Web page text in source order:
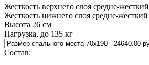
Жесткость верхнего слоя средне-жесткий
Жесткость нижнего слоя средне-жесткий
Высота 26 см
Нагрузка, до 135 кг
Состав: